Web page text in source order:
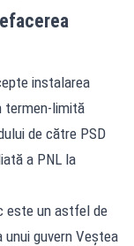
instalarea
termen-limită
de către PSD
a PNL la
este un astfel de
guvern Veștea